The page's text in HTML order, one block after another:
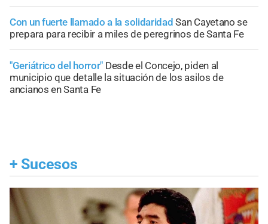
Con un fuerte llamado a la solidaridad San Cayetano se
prepara para recibir a miles de peregrinos de Santa Fe
"Geriátrico del horror" Desde el Concejo, piden al
municipio que detalle la situación de los asilos de
ancianos en Santa Fe
+ Sucesos